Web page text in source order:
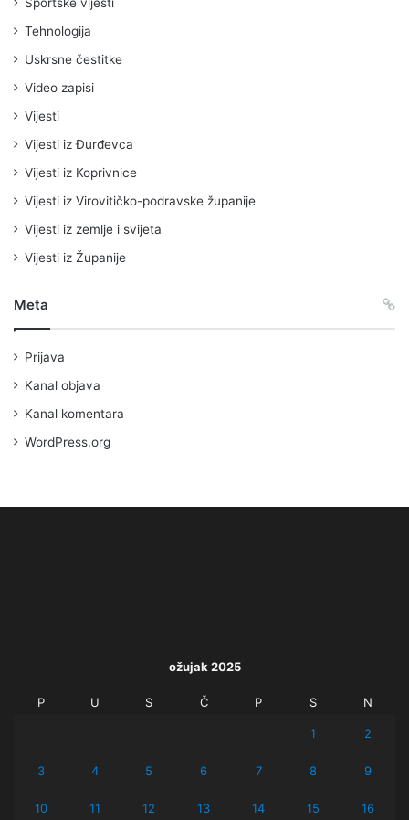
Tehnologija
Uskrsne čestitke
Video zapisi
Vijesti
Vijesti iz Đurđevca
Vijesti iz Koprivnice
Vijesti iz Virovitičko-podravske županije
Vijesti iz zemlje i svijeta
Vijesti iz Županije
Meta
Prijava
Kanal objava
Kanal komentara
WordPress.org
ožujak 2025
P U S Č P S N
1 2
3 4 5 6 7 8 9
10 11 12 13 14 15 16